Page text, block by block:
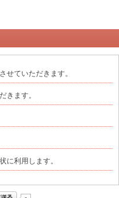
せていただきます。
きます。
に利用します。